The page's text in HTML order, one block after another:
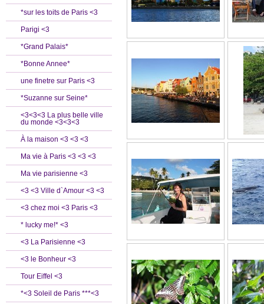
*sur les toits de Paris <3
Parigi <3
*Grand Palais*
*Bonne Annee*
une finetre sur Paris <3
*Suzanne sur Seine*
<3<3<3 La plus belle ville
du monde <3<3<3
À la maison <3 <3 <3
Ma vie à Paris <3 <3 <3
Ma vie parisienne <3
<3 <3 Ville d`Amour <3 <3
<3 chez moi <3 Paris <3
* lucky me!* <3
<3 La Parisienne <3
<3 le Bonheur <3
Tour Eiffel <3
*<3 Soleil de Paris ***<3